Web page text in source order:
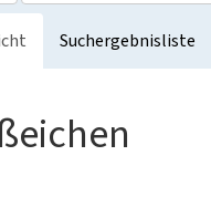
Suchergebnisliste